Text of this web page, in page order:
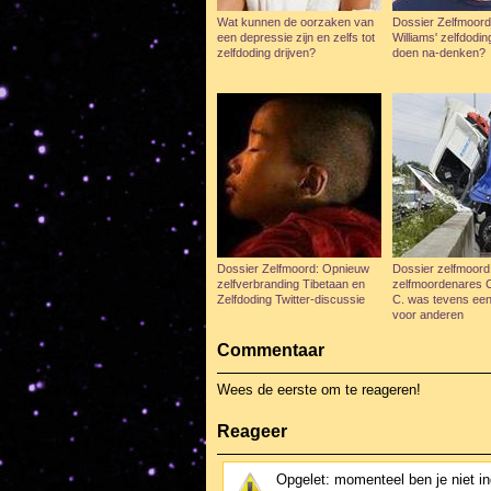
Wat kunnen de oorzaken van
een depressie zijn en zelfs tot
zelfdoding drijven?
Dossier
Williams'
doen na-denken?
Dossier Zelfmoord: Opnieuw
zelfverbranding Tibetaan en
Zelfdoding Twitter-discussie
Dossier zelfmoord:
zelfmoordenares
C. was tevens
voor anderen
Commentaar
Wees de eerste om te reageren!
Reageer
Opgelet: momenteel ben je niet